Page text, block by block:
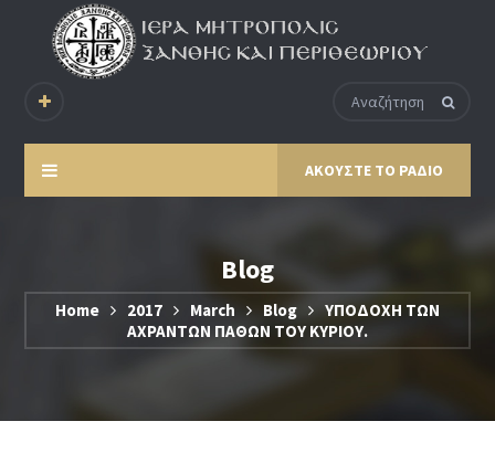
ΑΚΟΥΣΤΕ ΤΟ ΡΑΔΙΟ
Blog
Home 2017 March Blog
ΥΠΟΔΟΧΗ ΤΩΝ
ΑΧΡΑΝΤΩΝ ΠΑΘΩΝ ΤΟΥ ΚΥΡΙΟΥ.